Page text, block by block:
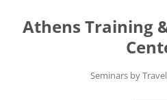
content
Athens Training
Seminars by